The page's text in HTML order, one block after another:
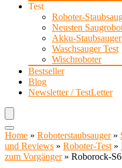
Test
Roboter-
Neusten
Akku-Staubsauger
Waschsauger Test
Wischroboter
Bestseller
Blog
Newsletter / TestLetter
Home » Roboterstaubsauger»
und Reviews » Roboter-Test »
zum Vorgänger» Roborock-